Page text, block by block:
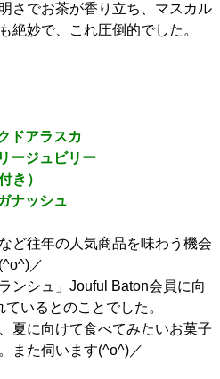
さでお茶が香り立ち、マスカル
絶妙で、これ圧倒的でした。
ドアラスカ
ージュビリー
き）
ナッシュ
ど往年の人気商品を味わう機会
／
ンシュ」Jouful Baton会員に向
いるとのことでした。
夏に向けて食べてみたいお菓子
また伺います(^o^)／